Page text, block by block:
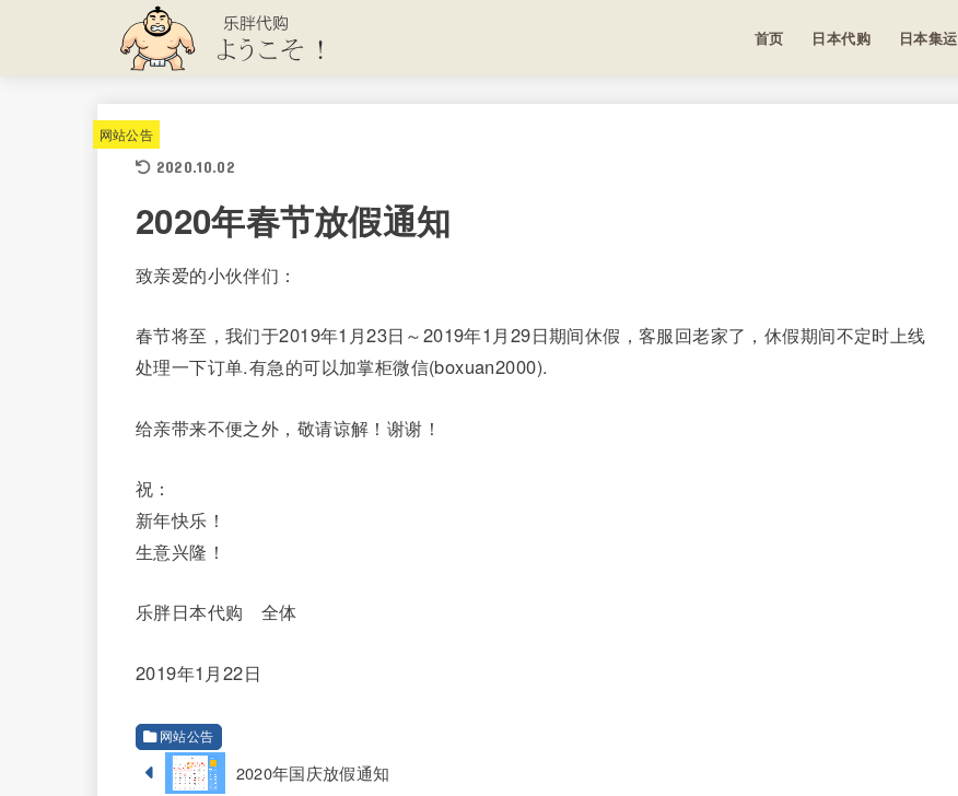
首页 日本代购 日本集运
网站公告
2020.10.02
2020年春节放假通知
致亲爱的小伙伴们：
春节将至，我们于2019年1月23日～2019年1月29日期间休假，客服回老家了，休假期间不定时上线
处理一下订单.有急的可以加掌柜微信(boxuan2000).
给亲带来不便之外，敬请谅解！谢谢！
祝：
新年快乐！
生意兴隆！
乐胖日本代购 全体
2019年1月22日
网站公告
2020年国庆放假通知